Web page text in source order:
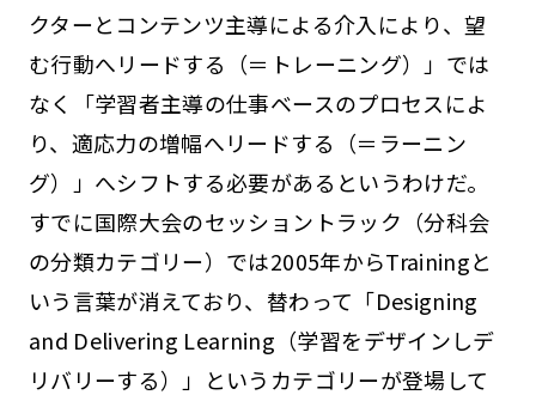
クターとコンテンツ主導による介入により、望
む行動へリードする（＝トレーニング）」では
なく「学習者主導の仕事ベースのプロセスによ
り、適応力の増幅へリードする（＝ラーニン
グ）」へシフトする必要があるというわけだ。
すでに国際大会のセッショントラック（分科会
の分類カテゴリー）では2005年からTrainingと
いう言葉が消えており、替わって「Designing
and Delivering Learning（学習をデザインしデ
リバリーする）」というカテゴリーが登場して